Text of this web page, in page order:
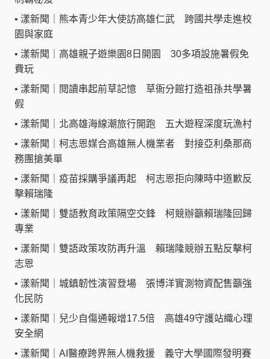
• 漾新聞｜熊本青少年大使訪高雄仁武 跨國共學走進校
園與家庭
• 漾新聞｜高雄親子遊樂園8日開園 30多項設施暑假免
費玩
• 漾新聞｜閱讀串起前草記憶 草衙分館打造祖孫共學暑
假
• 漾新聞｜北高雄海線潮旅行開跑 五大遊程深度玩漁村
• 漾新聞｜柯志恩媒合高雄無人機業者 對接亞利桑那商
務團搶美單
• 漾新聞｜疫苗採購爭議再起 柯志恩拒向陳時中道歉反
擊賴瑞隆
• 漾新聞｜雙語教育政策隔空交鋒 柯競辦籲賴瑞隆回歸
專業
• 漾新聞｜雙語政策攻防再升溫 賴瑞隆競辦五點反擊柯
志恩
• 漾新聞｜城鎮韌性演習登場 張博洋實測物資配售籲強
化民防
• 漾新聞｜兒少自傷通報增17.5倍 高雄49守護站織心理
安全網
• 漾新聞｜AI醫療跨界無人機救援 義守大學國際發明賽